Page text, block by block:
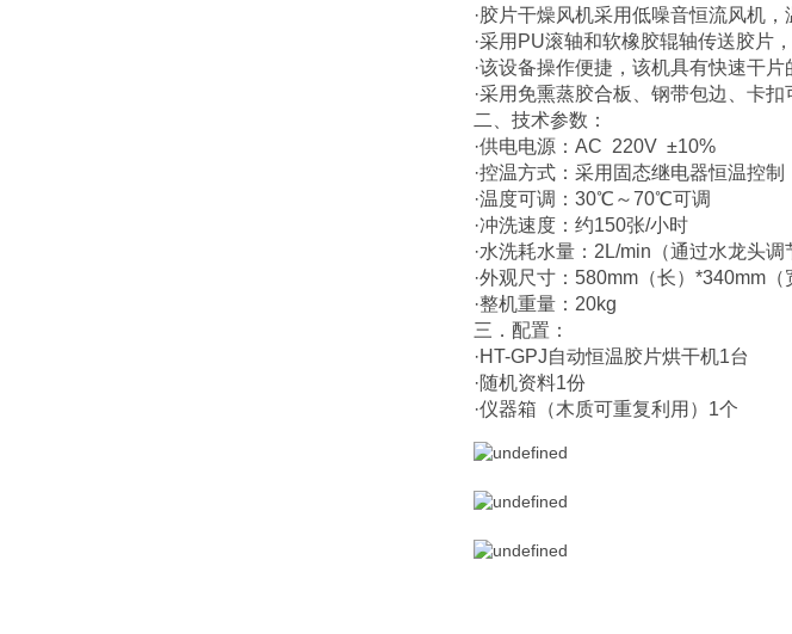
·胶片干燥风机采用低噪音恒流风机
·采用PU滚轴和软橡胶辊轴传送胶片
·该设备操作便捷，该机具有快速干
·采用免熏蒸胶合板、钢带包边、卡扣
二、技术参数：
·供电电源：AC 220V ±10%
·控温方式：采用固态继电器恒温控制
·温度可调：30℃～70℃可调
·冲洗速度：约150张/小时
·水洗耗水量：2L/min（通过水龙头调
·外观尺寸：580mm（长）*340mm（
·整机重量：20kg
三．配置：
·HT-GPJ自动恒温胶片烘干机1台
·随机资料1份
·仪器箱（木质可重复利用）1个